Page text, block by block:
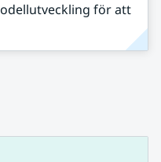
för att